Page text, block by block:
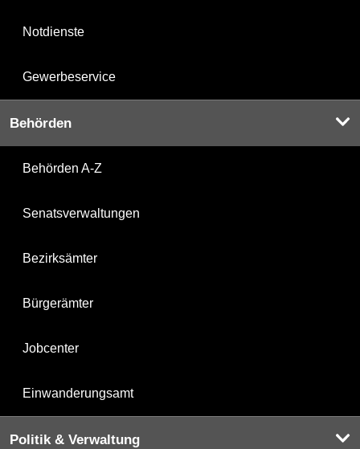
Notdienste
Gewerbeservice
Behörden
Behörden A-Z
Senatsverwaltungen
Bezirksämter
Bürgerämter
Jobcenter
Einwanderungsamt
Politik & Verwaltung